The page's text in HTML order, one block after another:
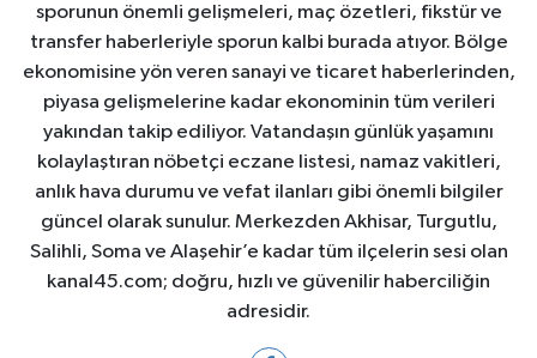
sporunun önemli gelişmeleri, maç özetleri, fikstür ve
transfer haberleriyle sporun kalbi burada atıyor. Bölge
ekonomisine yön veren sanayi ve ticaret haberlerinden,
piyasa gelişmelerine kadar ekonominin tüm verileri
yakından takip ediliyor. Vatandaşın günlük yaşamını
kolaylaştıran nöbetçi eczane listesi, namaz vakitleri,
anlık hava durumu ve vefat ilanları gibi önemli bilgiler
güncel olarak sunulur. Merkezden Akhisar, Turgutlu,
Salihli, Soma ve Alaşehir’e kadar tüm ilçelerin sesi olan
kanal45.com; doğru, hızlı ve güvenilir haberciliğin
adresidir.